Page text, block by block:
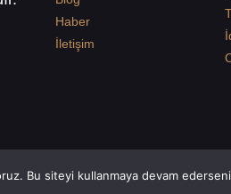
Haber
İletişim
Bu siteyi kullanmaya devam